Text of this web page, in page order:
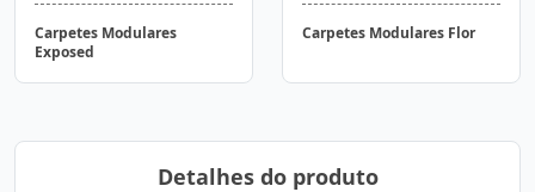
Carpetes Modulares
Exposed
Carpetes Modulares Flor
Detalhes do produto